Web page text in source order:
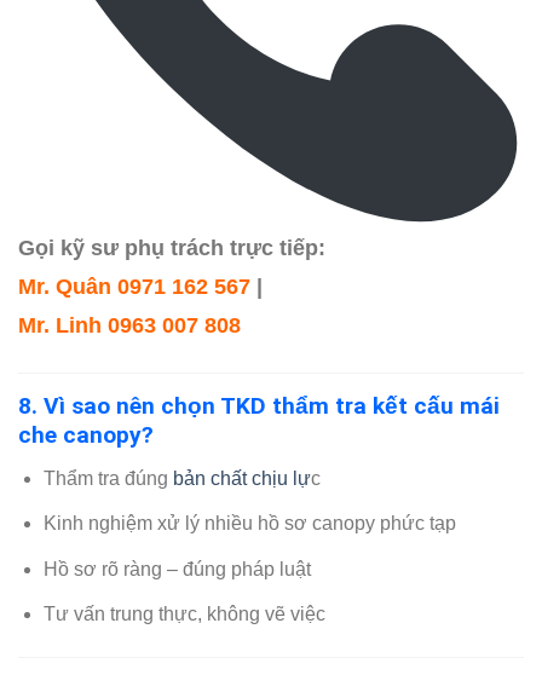
Gọi kỹ sư phụ trách trực tiếp:
Mr. Quân 0971 162 567 |
Mr. Linh 0963 007 808
8. Vì sao nên chọn TKD thẩm tra kết cấu mái
che canopy?
Thẩm tra đúng bản chất chịu lực
Kinh nghiệm xử lý nhiều hồ sơ canopy phức tạp
Hồ sơ rõ ràng – đúng pháp luật
Tư vấn trung thực, không vẽ việc